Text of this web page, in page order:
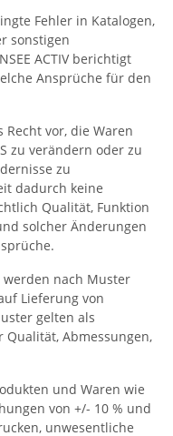
Fehler in Katalogen,
sonstigen
ACTIV berichtigt
Ansprüche für den
Recht vor, die Waren
zu verändern oder zu
zu
dadurch keine
Qualität, Funktion
solcher Änderungen
werden nach Muster
Lieferung von
gelten als
Abmessungen,
und Waren wie
von +/- 10 % und
unwesentliche